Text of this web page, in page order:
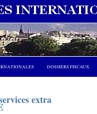
DOSSIERS FISCAUX
extra